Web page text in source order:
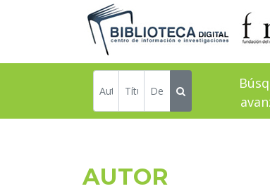
AUTOR